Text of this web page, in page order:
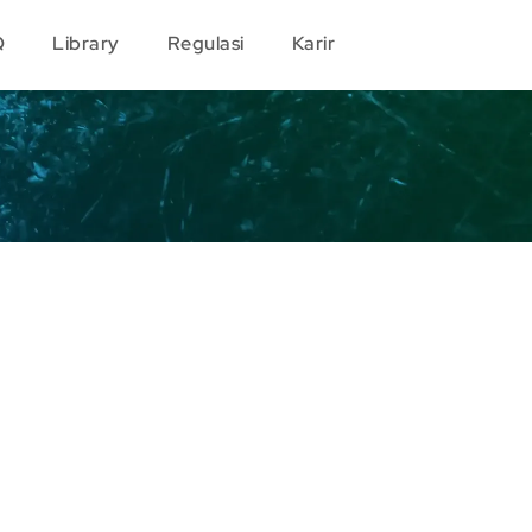
Library Regulasi Karir